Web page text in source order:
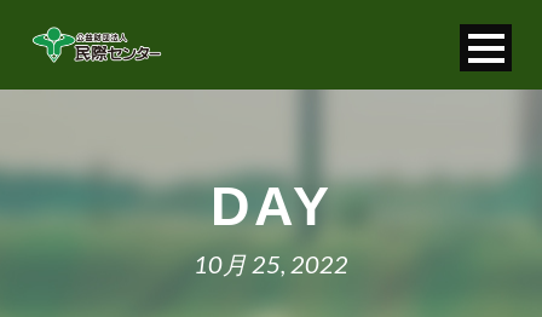
お問い合わせ
DAY
10月 25, 2022